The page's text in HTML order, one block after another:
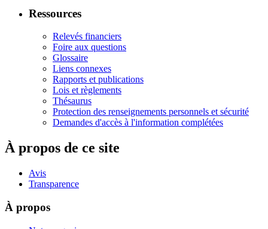
Ressources
Relevés financiers
Foire aux questions
Glossaire
Liens connexes
Rapports et publications
Lois et règlements
Thésaurus
Protection des renseignements personnels et sécurité
Demandes d'accès à l'information complétées
À propos de ce site
Avis
Transparence
À propos